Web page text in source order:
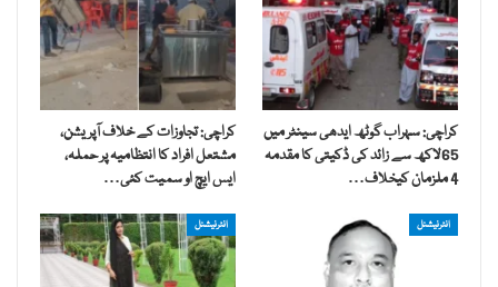
کراچی: سہراب گوٹھ ایدھی سینٹر میں
65لاکھ سے زائد کی ڈکیتی کا مقدمہ
4 ملزمان کیخلاف…
کراچی: تجاوزات کے خلاف آپریشن،
مشتعل افراد کا انتظامیہ پر حملہ،
ایس ایچ او سمیت کئی…
انٹرنیشنل انٹرنیشنل